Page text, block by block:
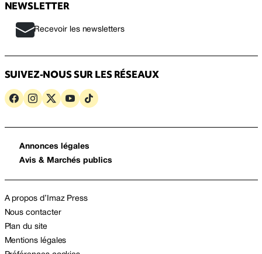
NEWSLETTER
Recevoir les newsletters
SUIVEZ-NOUS SUR LES RÉSEAUX
Annonces légales
Avis & Marchés publics
A propos d’Imaz Press
Nous contacter
Plan du site
Mentions légales